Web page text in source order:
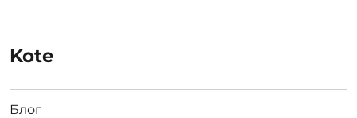
Kote
Блог